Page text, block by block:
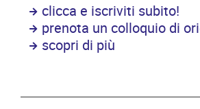
clicca e iscriviti subito!
prenota un colloquio di
scopri di più